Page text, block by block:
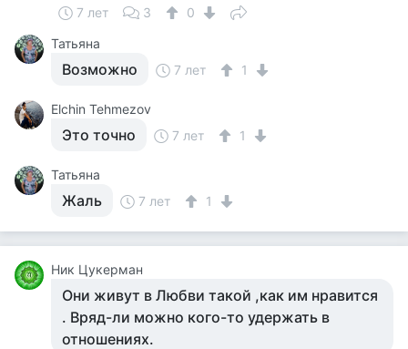
7 лет 3
0
Татьяна
Возможно 7 лет 1
Elchin Tehmezov
Это точно 7 лет 1
Татьяна
Жаль 7 лет 1
Ник Цукерман
Они живут в Любви такой ,как им нравится
. Вряд-ли можно кого-то удержать в
отношениях.